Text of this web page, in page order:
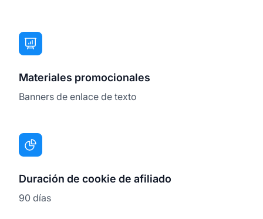
Materiales promocionales
Banners de enlace de texto
Duración de cookie de afiliado
90 días